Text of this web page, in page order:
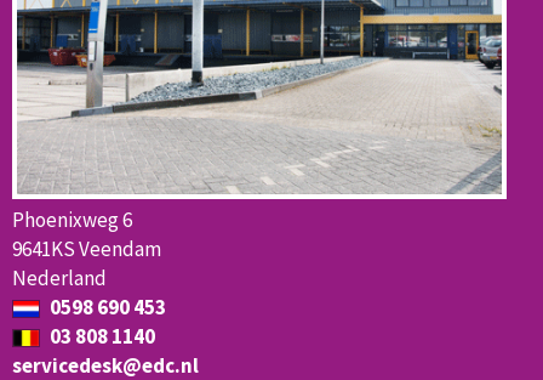
Phoenixweg 6
9641KS Veendam
Nederland
0598 690 453
03 808 1140
servicedesk@edc.nl